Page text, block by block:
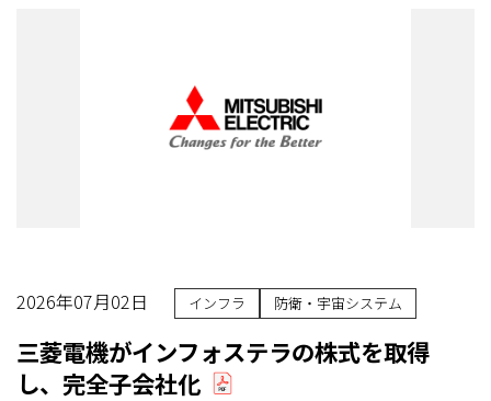
2026年07月02日 インフラ 防衛・宇宙システム
三菱電機がインフォステラの株式を取得
し、完全子会社化